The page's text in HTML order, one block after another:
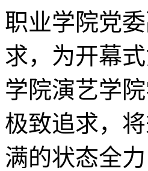
职业学院党
求，为开幕
学院演艺学
极致追求，
满的状态全